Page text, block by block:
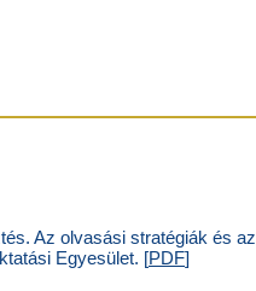
Az olvasási stratégiák és az
Egyesület. [PDF]